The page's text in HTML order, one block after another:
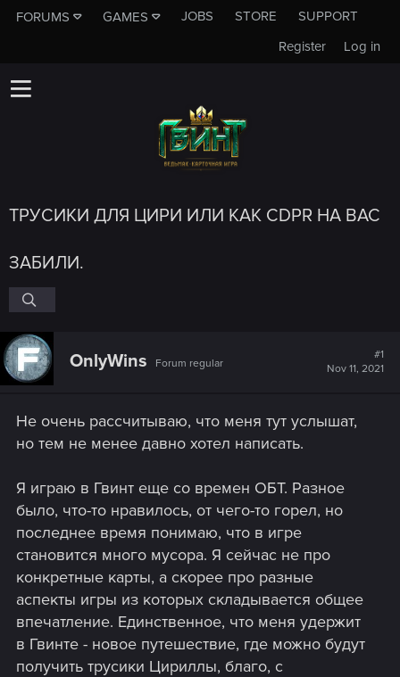
FORUMS GAMES JOBS STORE
SUPPORT
Log in
Register
ТРУСИКИ ДЛЯ ЦИРИ ИЛИ КАК CDPR НА ВАС
ЗАБИЛИ.
OnlyWins Forum regular
#1
Nov 11, 2021
Не очень рассчитываю, что меня тут услышат,
но тем не менее давно хотел написать.
Я играю в Гвинт еще со времен ОБТ. Разное
было, что-то нравилось, от чего-то горел, но
последнее время понимаю, что в игре
становится много мусора. Я сейчас не про
конкретные карты, а скорее про разные
аспекты игры из которых складывается общее
впечатление. Единственное, что меня удержит
в Гвинте - новое путешествие, где можно будут
получить трусики Цириллы, благо, с